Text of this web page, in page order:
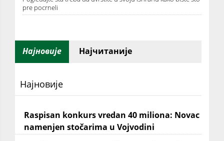
pre pocrneli
Најновије Најчитаније
Најновије
Raspisan konkurs vredan 40 miliona: Novac
namenjen stočarima u Vojvodini